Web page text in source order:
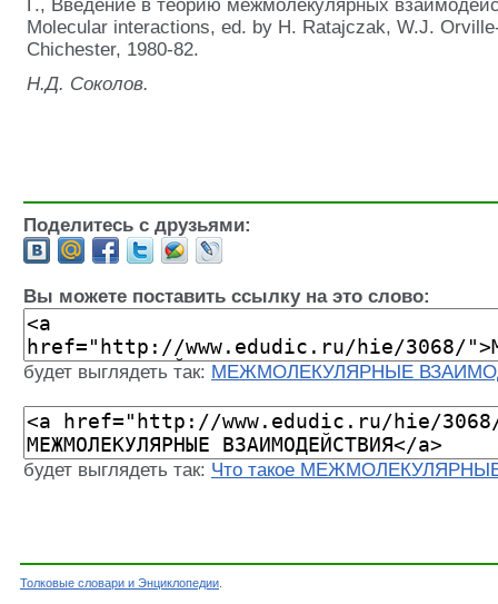
Г., Введение в теорию межмолекулярных
Molecular interactions, ed. by H. Ratajczak, W.J.
Chichester, 1980-82.
Н.Д. Соколов.
Поделитесь с друзьями:
Вы можете поставить ссылку на это слово:
будет выглядеть так: МЕЖМОЛЕКУЛЯРНЫЕ
будет выглядеть так: Что такое
Толковые словари и Энциклопедии